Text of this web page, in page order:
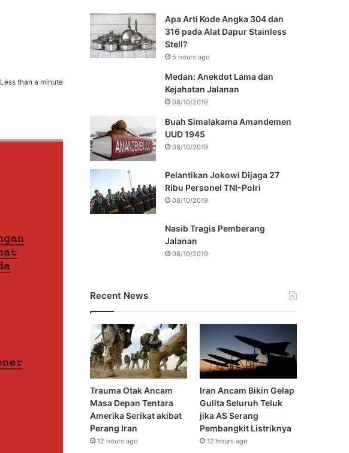
Less than a minute
Apa Arti Kode Angka 304 dan
316 pada Alat Dapur Stainless
Stell?
5 hours ago
Medan: Anekdot Lama dan
Kejahatan Jalanan
08/10/2019
Buah Simalakama Amandemen
UUD 1945
08/10/2019
Pelantikan Jokowi Dijaga 27
Ribu Personel TNI-Polri
08/10/2019
Nasib Tragis Pemberang
Jalanan
08/10/2019
Recent News
Trauma Otak Ancam
Masa Depan Tentara
Amerika Serikat akibat
Perang Iran
12 hours ago
Iran Ancam Bikin Gelap
Gulita Seluruh Teluk
jika AS Serang
Pembangkit Listriknya
12 hours ago